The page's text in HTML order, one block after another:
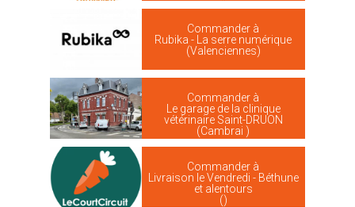
Commander à
Rubika - La serre numérique
(Valenciennes)
Commander à
Le garage de la clinique
vétérinaire Saint-DRUON
(Cambrai )
Commander à
Livraison le Vendredi - Béthune
et alentours
()